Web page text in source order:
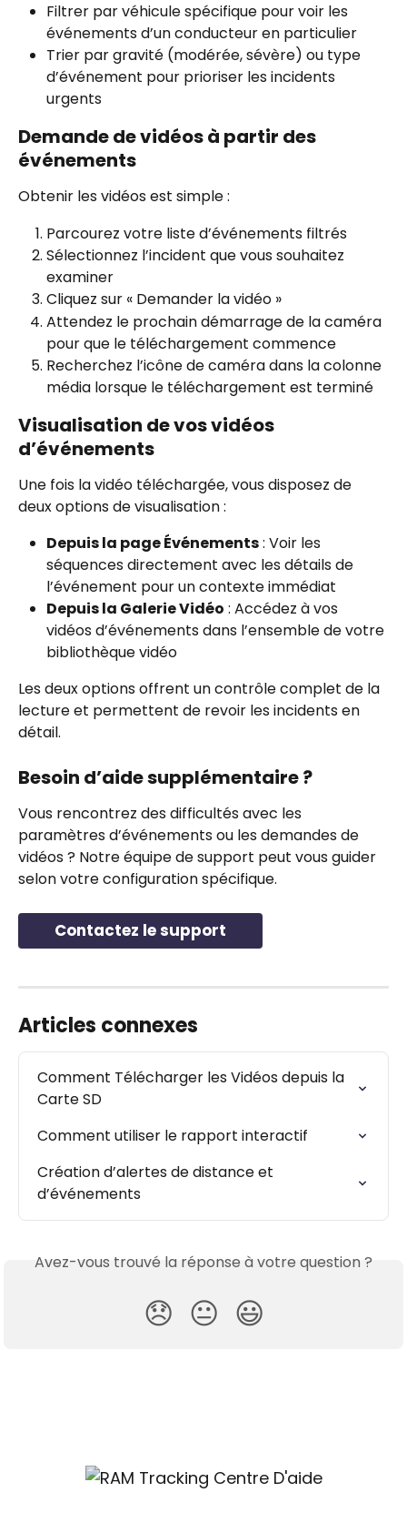
Filtrer par véhicule spécifique pour voir les
événements d’un conducteur en particulier
Trier par gravité (modérée, sévère) ou type
d’événement pour prioriser les incidents
urgents
Demande de vidéos à partir des
événements
Obtenir les vidéos est simple :
Parcourez votre liste d’événements filtrés
Sélectionnez l’incident que vous souhaitez
examiner
Cliquez sur « Demander la vidéo »
Attendez le prochain démarrage de la caméra
pour que le téléchargement commence
Recherchez l’icône de caméra dans la colonne
média lorsque le téléchargement est terminé
Visualisation de vos vidéos
d’événements
Une fois la vidéo téléchargée, vous disposez de
deux options de visualisation :
Depuis la page Événements : Voir les
séquences directement avec les détails de
l’événement pour un contexte immédiat
Depuis la Galerie Vidéo : Accédez à vos
vidéos d’événements dans l’ensemble de votre
bibliothèque vidéo
Les deux options offrent un contrôle complet de la
lecture et permettent de revoir les incidents en
détail.
Besoin d’aide supplémentaire ?
Vous rencontrez des difficultés avec les
paramètres d’événements ou les demandes de
vidéos ? Notre équipe de support peut vous guider
selon votre configuration spécifique.
Contactez le support
Articles connexes
Comment Télécharger les Vidéos depuis la
Carte SD
Comment utiliser le rapport interactif
Création d’alertes de distance et
d’événements
Avez-vous trouvé la réponse à votre question ?
😞 😐 😃